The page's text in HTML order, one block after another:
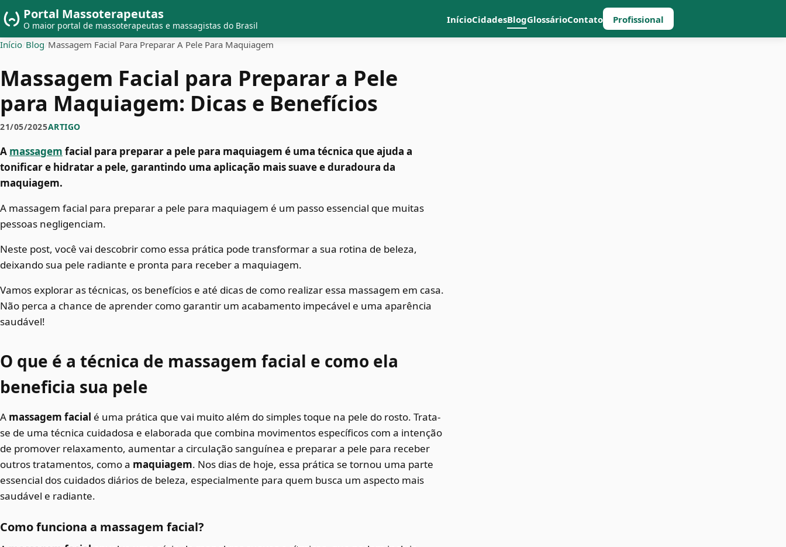
Portal Massoterapeutas
O maior portal de massoterapeutas e massagistas do Brasil
InícioCidadesBlogGlossárioContato Profissional
Início /Blog /Massagem Facial Para Preparar A Pele Para Maquiagem
Massagem Facial para Preparar a Pele
para Maquiagem: Dicas e Benefícios
21/05/2025ARTIGO
A massagem facial para preparar a pele para maquiagem é uma técnica que ajuda a
tonificar e hidratar a pele, garantindo uma aplicação mais suave e duradoura da
maquiagem.
A massagem facial para preparar a pele para maquiagem é um passo essencial que muitas
pessoas negligenciam.
Neste post, você vai descobrir como essa prática pode transformar a sua rotina de beleza,
deixando sua pele radiante e pronta para receber a maquiagem.
Vamos explorar as técnicas, os benefícios e até dicas de como realizar essa massagem em casa.
Não perca a chance de aprender como garantir um acabamento impecável e uma aparência
saudável!
O que é a técnica de massagem facial e como ela
beneficia sua pele
A massagem facial é uma prática que vai muito além do simples toque na pele do rosto. Trata-
se de uma técnica cuidadosa e elaborada que combina movimentos específicos com a intenção
de promover relaxamento, aumentar a circulação sanguínea e preparar a pele para receber
outros tratamentos, como a maquiagem. Nos dias de hoje, essa prática se tornou uma parte
essencial dos cuidados diários de beleza, especialmente para quem busca um aspecto mais
saudável e radiante.
Como funciona a massagem facial?